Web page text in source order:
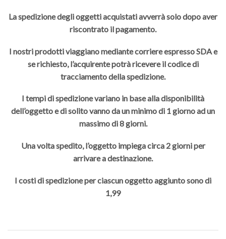
La spedizione degli oggetti acquistati avverrà solo dopo aver
riscontrato il pagamento.
I nostri prodotti viaggiano mediante corriere espresso SDA e
se richiesto, l’acquirente potrà ricevere il codice di
tracciamento della spedizione.
I tempi di spedizione variano in base alla disponibilità
dell’oggetto e di solito vanno da un minimo di 1 giorno ad un
massimo di 8 giorni.
Una volta spedito, l’oggetto impiega circa 2 giorni per
arrivare a destinazione.
I costi di spedizione per ciascun oggetto aggiunto sono di
1,99